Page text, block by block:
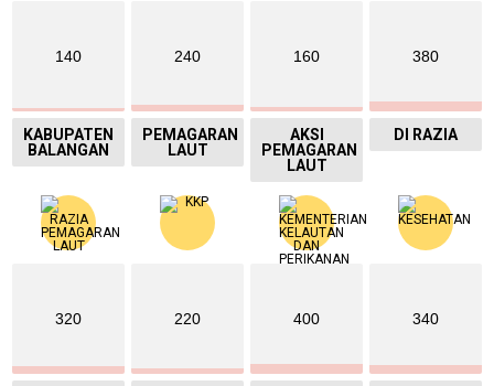
140
KABUPATEN
BALANGAN
240
PEMAGARAN
LAUT
160
AKSI
PEMAGARAN
LAUT
380
DI RAZIA
320 220 400 340